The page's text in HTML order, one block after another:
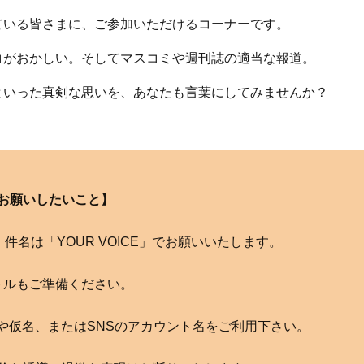
る皆さまに、ご参加いただけるコーナーです。
おかしい。そしてマスコミや週刊誌の適当な報道。
った真剣な思いを、あなたも言葉にしてみませんか？
願いしたいこと】
名は「YOUR VOICE」でお願いいたします。
もご準備ください。
名、またはSNSのアカウント名をご利用下さい。